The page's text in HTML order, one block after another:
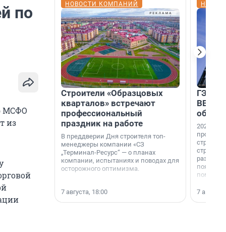
по
МСФО
из
НОВОСТИ КОМПАНИЙ
Строители «Образцовых
кварталов» встречают
профессиональный
праздник на работе
В преддверии Дня строителя топ-
менеджеры компании «СЗ
„Терминал-Ресурс“ — о планах
компании, испытаниях и поводах для
осторожного оптимизма.
7 августа, 18:00
ГЭС,
ВВП: в
об
2026-й —
раз. В
7